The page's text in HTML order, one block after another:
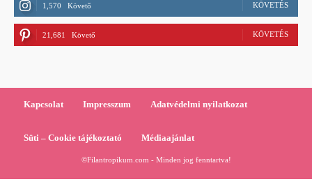
1,570 Követő KÖVETÉS
21,681 Követő KÖVETÉS
Kapcsolat Impresszum Adatvédelmi nyilatkozat
Süti – Cookie tájékoztató Médiaajánlat
©Filantropikum.com - Minden jog fenntartva!